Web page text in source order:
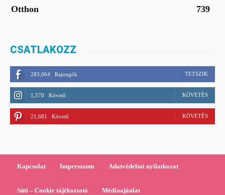
Otthon
739
CSATLAKOZZ
283,064 Rajongók TETSZIK
1,570 Követő KÖVETÉS
21,681 Követő KÖVETÉS
Kapcsolat Impresszum Adatvédelmi nyilatkozat
Süti – Cookie tájékoztató Médiaajánlat